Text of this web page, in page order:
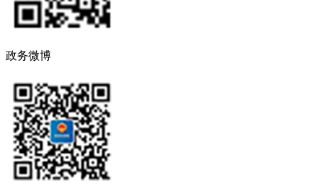
政务微博